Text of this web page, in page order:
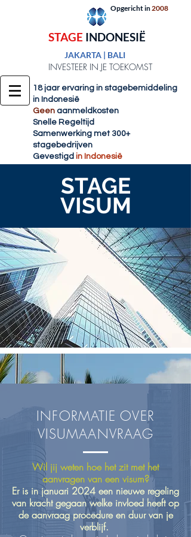
Opgericht in2008
STAGE INDONESIË
JAKARTA | BALI
INVESTEER IN JE TOEKOMST
18 jaar ervaring in stagebemiddeling
in Indonesië
Geen aanmeldkosten
Snelle Regeltijd
Samenwerking met 300+
stagebedrijven
Gevestigd in Indonesië
STAGE
VISUM
INFORMATIE OVER
VISUMAANVRAAG
Wil jij weten hoe het zit met het
aanvragen van een visum?
Er is in januari 2024 een nieuwe regeling
van kracht gegaan welke invloed heeft op
de aanvraag procedure en duur van je
verblijf.